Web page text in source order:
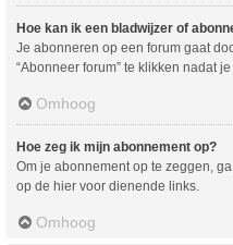
Hoe kan ik een bladwijzer of
Je abonneren op een forum gaat
“Abonneer forum” te klikken nadat
Omhoog
Hoe zeg ik mijn abonnement op?
Om je abonnement op te zeggen,
op de hier voor dienende links.
Omhoog